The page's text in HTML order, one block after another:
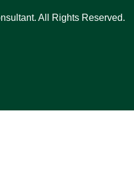
All Rights Reserved.